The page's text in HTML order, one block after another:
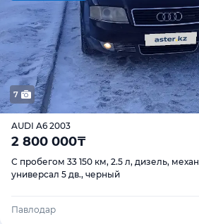
7
AUDI A6 2003
2 800 000₸
С пробегом 33 150 км, 2.5 л, дизель,
универсал 5 дв., черный
Павлодар